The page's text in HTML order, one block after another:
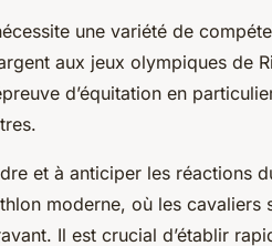
une variété de
aux jeux olympiques de
d’équitation en
et à anticiper les réactions
moderne, où les cavaliers
Il est crucial d’établir